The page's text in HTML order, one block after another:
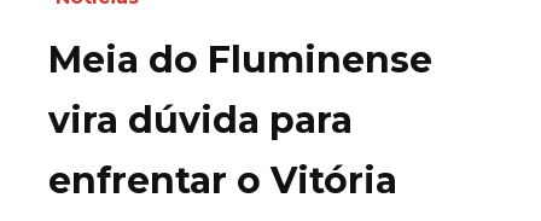
Meia do Fluminense
vira dúvida para
enfrentar o Vitória